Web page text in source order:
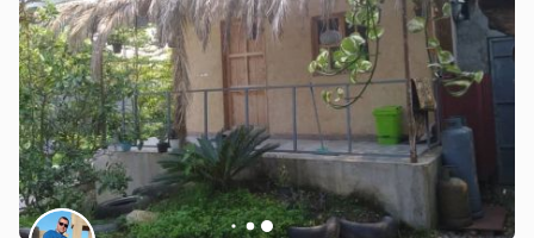
7 میلیون ت 4.7